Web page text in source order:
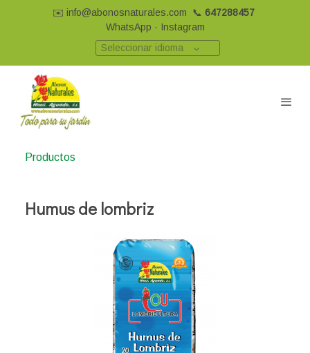
✉️ info@abonosnaturales.com 📞 647288457
WhatsApp · Instagram
Seleccionar idioma
Productos
Humus de lombriz